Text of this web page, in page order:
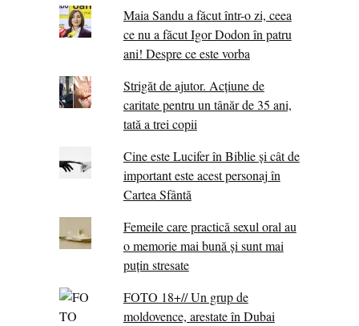
Maia Sandu a făcut într-o zi, ceea
ce nu a făcut Igor Dodon în patru
ani! Despre ce este vorba
Strigăt de ajutor. Acțiune de
caritate pentru un tânăr de 35 ani,
tată a trei copii
Cine este Lucifer în Biblie și cât de
important este acest personaj în
Cartea Sfântă
Femeile care practică sexul oral au
o memorie mai bună și sunt mai
puțin stresate
FOTO 18+// Un grup de
moldovence, arestate în Dubai